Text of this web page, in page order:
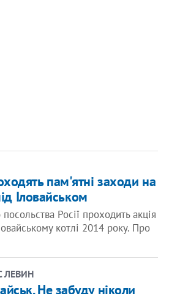
пам'ятні заходи на
Іловайськом
Росії проходить акція
котлі 2014 року. Про
ЛЕВИН
Не забуду ніколи